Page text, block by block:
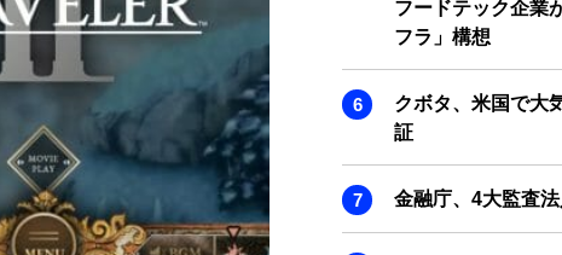
フードテック企業
フラ」構想
クボタ、米国で大
証
金融庁、4大監査